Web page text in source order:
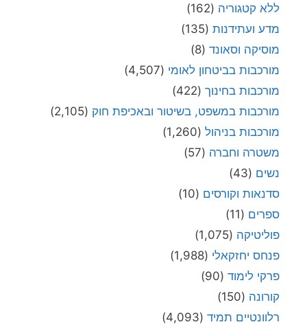
ללא קטגוריה (162)
מדע ועתידנות (135)
מוסיקה וסאונד (8)
מורכבות בביטחון לאומי (4,507)
מורכבות בחינוך (422)
מורכבות במשפט, בשיטור ובאכיפת חוק (2,105)
מורכבות בניהול (1,260)
משטרה וחברה (57)
נשים (43)
סדנאות וקורסים (10)
ספרים (11)
פוליטיקה (1,075)
פנחס יחזקאלי (1,988)
פרקי לימוד (90)
קורונה (150)
רלוונטיים תמיד (4,093)